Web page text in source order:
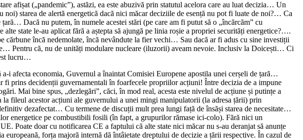
afișat („pandemic”), astăzi, ea este abuzivă prin statutul acelora care au luat decizia… Un
starea de alertă energetică dacă nici măcar deciziile de esență nu pot fi luate de noi?… Ca
Dacă nu putem, în numele acestei stări (pe care am fi putut să o „încărcăm” cu
state le-au aplicat fără a aștepta să ajungă pe linia roșie a propriei securități energetice?….
cărbune încă nedemolate, încă nevândute la fier vechi… Sau dacă ar fi adus cu sine investiții
Pentru că, nu de unități modulare nucleare (iluzorii) aveam nevoie. Inclusiv la Doicești… Ci
lucru…
i afecta economia, Guvernul a înaintat Comisiei Europene apostila unei cerșeli de țară…
prins decidenții guvernamentali în foarfecele propriilor acțiuni! Între decizia de a impune
Mai bine spus, „dezlegări”, căci, în mod real, acesta este nivelul de acțiune și putințe a
fileul acestor acțiuni ale guvernului a unei mingi manipulatorii (la adresa țării) prin
dezafectat… Cu termene de discuții mult prea lungi față de însăși starea de necesitate…
energetice pe combustibili fosili (în fapt, a grupurilor rămase ici-colo). Fără nici un
Poate doar cu notificarea CE a faptului că alte state nici măcar nu s-au deranjat să anunțe
forța majoră internă dă întâietate dreptului de decizie a țării respective. În cazul de